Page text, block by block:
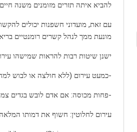
להביא איתה תזרים מזומנים משנה
עם זאת, מועדוני חשפנות יכולים
מונעת ממך לנהל קשרים רומנטיים
ישנן שיטות רבות להראות שמישהו
-כמעט עירום (ללא חולצה או לבוש
-פחות מכוסה: אם אדם לובש בגדים
עירום לחלוטין: חשוף את דמותו